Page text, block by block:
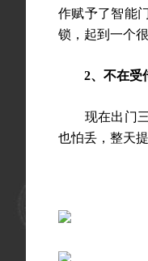
作赋予了智能
锁，起到一个
2、不在受
现在出门三
也怕丢，整天